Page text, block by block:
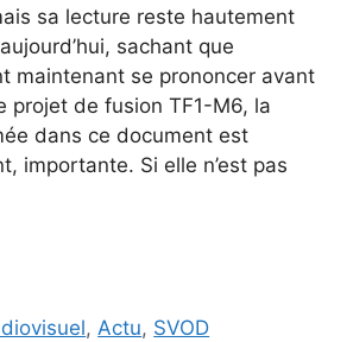
sa lecture reste hautement
sachant que
maintenant se prononcer avant
projet de fusion TF1-M6, la
dans ce document est
importante. Si elle n’est pas
,Actu, SVOD